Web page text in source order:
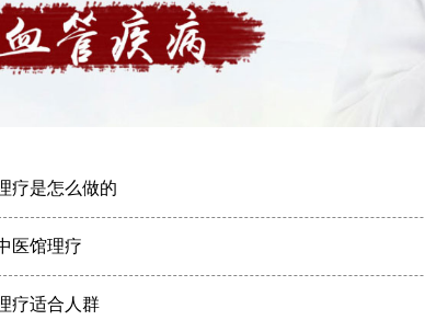
疗是怎么做的
医馆理疗
疗适合人群